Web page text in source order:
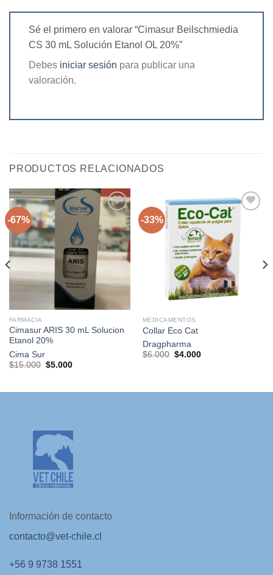
Sé el primero en valorar “Cimasur Beilschmiedia
CS 30 mL Solución Etanol OL 20%”
Debes iniciar sesión para publicar una
valoración.
PRODUCTOS RELACIONADOS
-67%
Agregar
a la
lista de
FARMACIA
Cimasur ARIS 30 mL Solucion
Etanol 20%
Cima Sur
$15.000 El
$5.000El
-33%
Agregar
MEDICAMENTOS
Collar Eco Cat
Dragpharma
$6.000 El
$4.000El
Información de contacto
contacto@vet-chile.cl
+56 9 9738 1551